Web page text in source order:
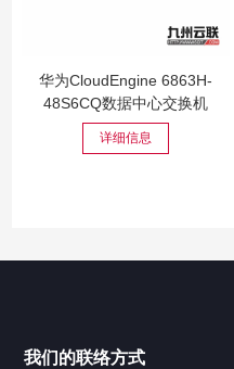
华为CloudEngine 6863H-
48S6CQ数据中心交换机
详细信息
我们的联络方式